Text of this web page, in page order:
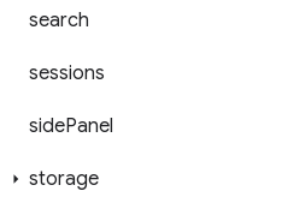
search
sessions
sidePanel
storage